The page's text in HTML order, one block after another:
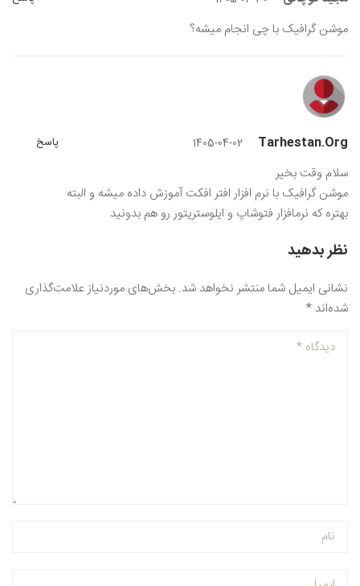
موشن گرافیک با چی انجام میشه؟
Tarhestan.org
1405-04-02 پاسخ
سلام وقت بخیر
موشن گرافیک با نرم افزار افتر افکت آموزش داده میشه و البته
بهتره که نرمافزار فتوشاپ و ایلوستریتور رو هم بدونید
نظر بدهید
نشانی ایمیل شما منتشر نخواهد شد. بخش‌های موردنیاز علامت‌گذاری
شده‌اند *